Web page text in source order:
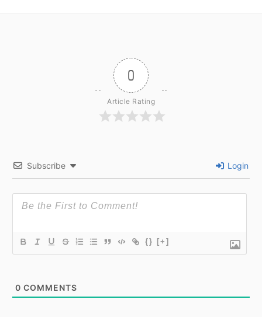
0
Article Rating
Subscribe Login
{} [+]
0 COMMENTS